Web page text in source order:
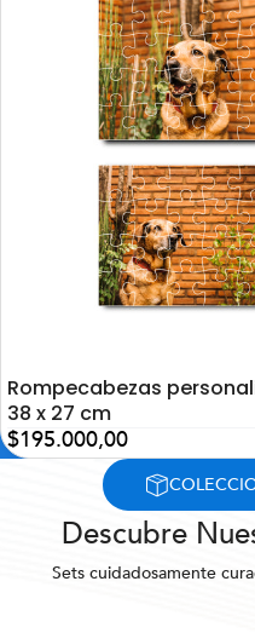
Rompecabezas
38 x 27 cm
Precio
de
$195.000,00
Descubre
Sets cuidadosamente